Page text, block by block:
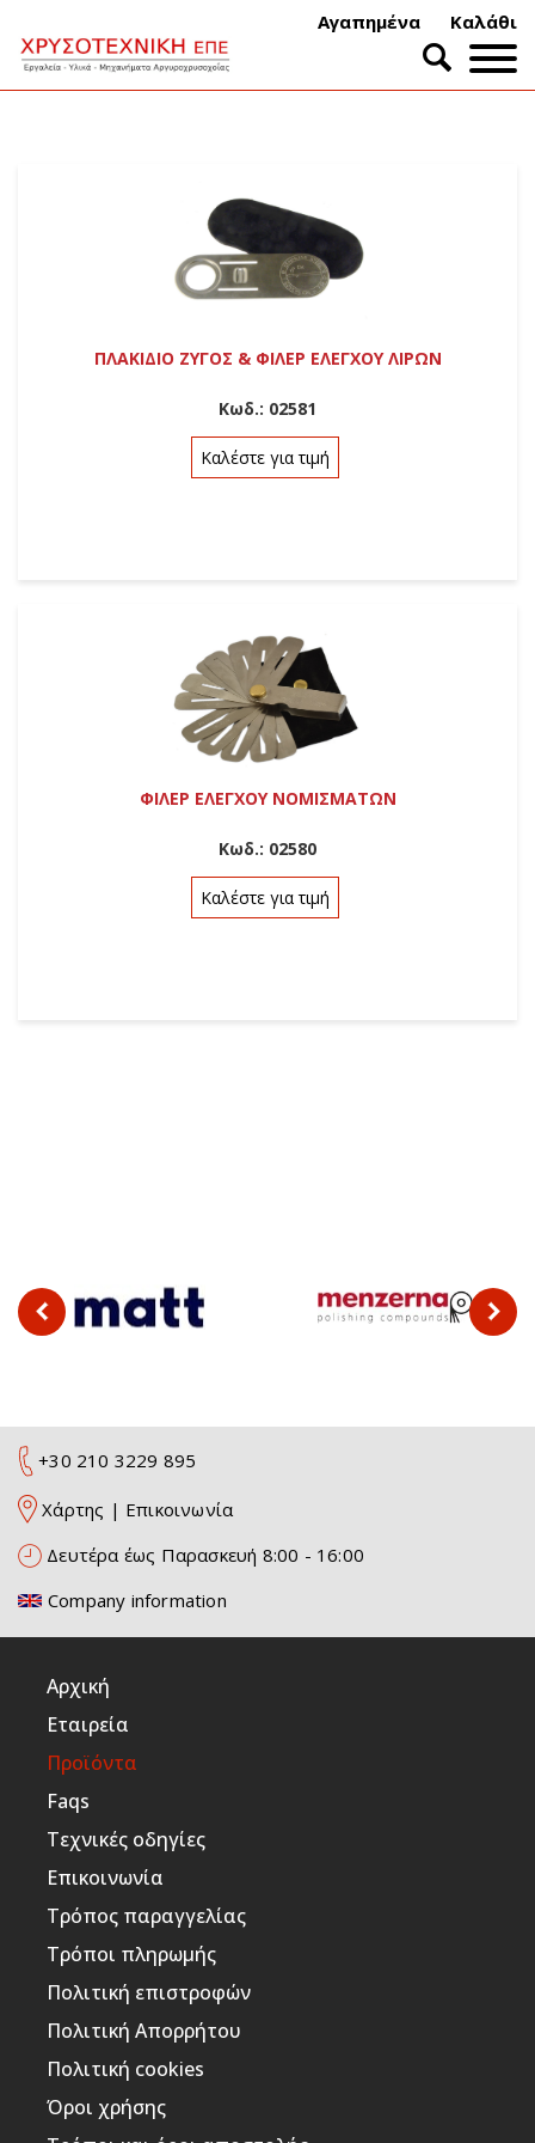
Αγαπημένα Καλάθι
ΠΛΑΚΙΔΙΟ ΖΥΓΟΣ & ΦΙΛΕΡ ΕΛΕΓΧΟΥ ΛΙΡΩΝ
Κωδ.: 02581
Καλέστε για τιμή
ΦΙΛΕΡ ΕΛΕΓΧΟΥ ΝΟΜΙΣΜΑΤΩΝ
Κωδ.: 02580
Καλέστε για τιμή
+30 210 3229 895
Χάρτης | Επικοινωνία
Δευτέρα έως Παρασκευή 8:00 - 16:00
Company information
Αρχική
Εταιρεία
Προϊόντα
Faqs
Τεχνικές οδηγίες
Επικοινωνία
Τρόπος παραγγελίας
Τρόποι πληρωμής
Πολιτική επιστροφών
Πολιτική Απορρήτου
Πολιτική cookies
Όροι χρήσης